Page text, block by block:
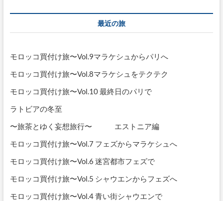
い
出
最近の旅
モロッコ買付け旅〜Vol.9マラケシュからパリへ
モロッコ買付け旅〜Vol.8マラケシュをテクテク
モロッコ買付け旅〜Vol.10 最終日のパリで
ラトビアの冬至
〜旅茶とゆく妄想旅行〜 エストニア編
モロッコ買付け旅〜Vol.7 フェズからマラケシュへ
モロッコ買付け旅〜Vol.6 迷宮都市フェズで
モロッコ買付け旅〜Vol.5 シャウエンからフェズへ
モロッコ買付け旅〜Vol.4 青い街シャウエンで